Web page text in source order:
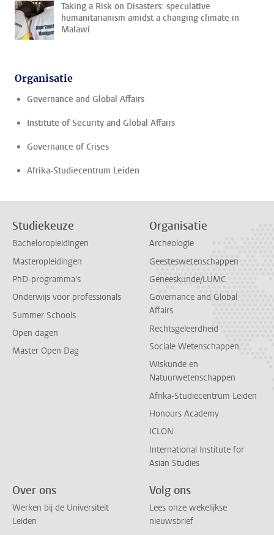
Taking a Risk on Disasters: speculative
humanitarianism amidst a changing climate in
Malawi
Organisatie
Governance and Global Affairs
Institute of Security and Global Affairs
Governance of Crises
Afrika-Studiecentrum Leiden
Studiekeuze
Bacheloropleidingen
Masteropleidingen
PhD-programma's
Onderwijs voor professionals
Summer Schools
Open dagen
Master Open Dag
Organisatie
Archeologie
Geesteswetenschappen
Geneeskunde/LUMC
Governance and Global
Affairs
Rechtsgeleerdheid
Sociale Wetenschappen
Wiskunde en
Natuurwetenschappen
Afrika-Studiecentrum Leiden
Honours Academy
ICLON
International Institute for
Asian Studies
Over ons
Werken bij de Universiteit
Leiden
Volg ons
Lees onze wekelijkse
nieuwsbrief